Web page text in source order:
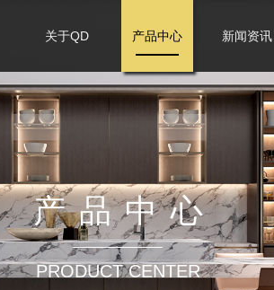
关于QD 产品中心 新闻资讯
产品中心
PRODUCT CENTER